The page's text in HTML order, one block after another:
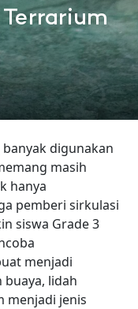
digunakan
masih
hanya
pemberi sirkulasi
siswa Grade 3
menjadi
buaya, lidah
menjadi jenis